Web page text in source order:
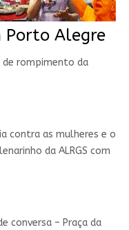
Porto Alegre
de rompimento da
contra as mulheres e o
da ALRGS com
conversa – Praça da